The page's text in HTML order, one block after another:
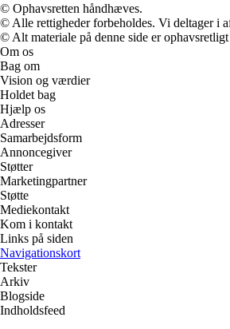
© Ophavsretten håndhæves.
© Alle rettigheder forbeholdes. Vi deltager i
© Alt materiale på denne side er
Om os
Bag om
Vision og værdier
Holdet bag
Hjælp os
Adresser
Samarbejdsform
Annoncegiver
Støtter
Marketingpartner
Støtte
Mediekontakt
Kom i kontakt
Links på siden
Navigationskort
Tekster
Arkiv
Blogside
Indholdsfeed